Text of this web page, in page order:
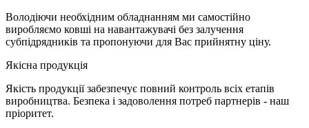
Володіючи необхідним обладнанням ми самостійно
виробляємо ковші на навантажувачі без залучення
субпідрядників та пропонуючи для Вас прийнятну ціну.
Якісна продукція
Якість продукції забезпечує повний контроль всіх етапів
виробництва. Безпека і задоволення потреб партнерів - наш
пріоритет.